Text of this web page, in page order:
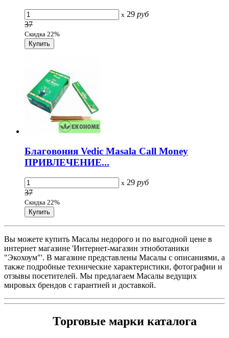
x 29 руб
37
Скидка 22%
Благовония Vedic Masala Call Money
ПРИВЛЕЧЕНИЕ...
x 29 руб
37
Скидка 22%
Вы можете купить Масалы недорого и по выгодной цене в
интернет магазине 'Интернет-магазин этноботаники
"Экохоум"'. В магазине представлены Масалы с описаниями, а
также подробные технические характеристики, фотографии и
отзывы посетителей. Мы предлагаем Масалы ведущих
мировых брендов с гарантией и доставкой.
Торговые марки каталога